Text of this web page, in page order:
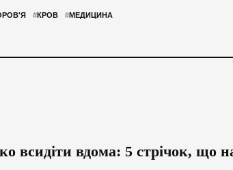
#КРОВ #МЕДИЦИНА
всидіти вдома: 5 стрічок, що